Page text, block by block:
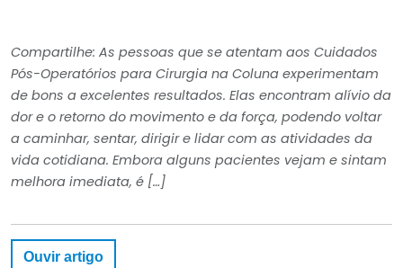
Compartilhe: As pessoas que se atentam aos Cuidados
Pós-Operatórios para Cirurgia na Coluna experimentam
de bons a excelentes resultados. Elas encontram alívio da
dor e o retorno do movimento e da força, podendo voltar
a caminhar, sentar, dirigir e lidar com as atividades da
vida cotidiana. Embora alguns pacientes vejam e sintam
melhora imediata, é […]
Ouvir artigo